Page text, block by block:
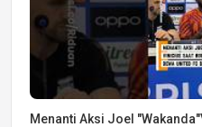
Menanti Aksi Joel